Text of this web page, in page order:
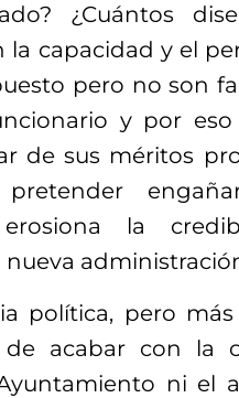
¿Cuántos
la capacidad y el
pero no son
y por
de sus méritos
erosiona la
política, pero
acabar con la
ni el